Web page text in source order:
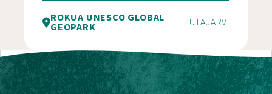
ROKUA UNESCO GLOBAL
GEOPARK UTAJÄRVI
Pookivaaran näkötorni